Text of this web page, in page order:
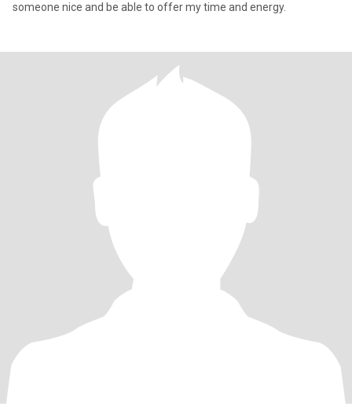
someone nice and be able to offer my time and energy.